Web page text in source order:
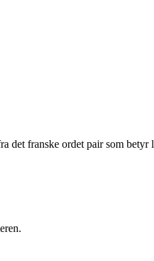
det franske ordet pair som